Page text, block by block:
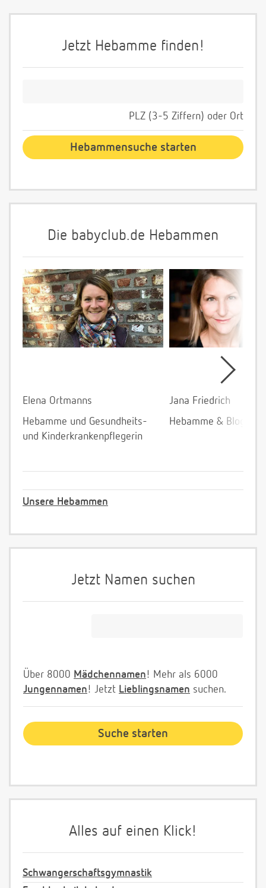
Jetzt Hebamme finden!
PLZ (3-5 Ziffern) oder Ort
Die babyclub.de Hebammen
Elena Ortmanns
Hebamme und Gesundheits-
und Kinderkrankenpflegerin
Jana Friedrich
Hebamme &
Unsere Hebammen
Jetzt Namen suchen
Über 8000 Mädchennamen! Mehr als 6000
Jungennamen! Jetzt Lieblingsnamen suchen.
Alles auf einen Klick!
Schwangerschaftsgymnastik